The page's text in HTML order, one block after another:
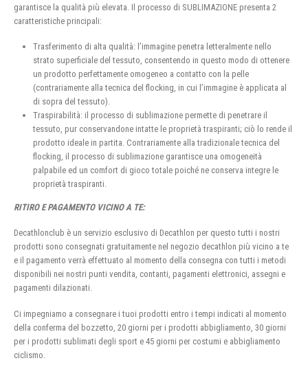
garantisce la qualità più elevata. Il processo di SUBLIMAZIONE presenta 2
caratteristiche principali:
Trasferimento di alta qualità: l’immagine penetra letteralmente nello
strato superficiale del tessuto, consentendo in questo modo di ottenere
un prodotto perfettamente omogeneo a contatto con la pelle
(contrariamente alla tecnica del flocking, in cui l’immagine è applicata al
di sopra del tessuto).
Traspirabilità: il processo di sublimazione permette di penetrare il
tessuto, pur conservandone intatte le proprietà traspiranti; ciò lo rende il
prodotto ideale in partita. Contrariamente alla tradizionale tecnica del
flocking, il processo di sublimazione garantisce una omogeneità
palpabile ed un comfort di gioco totale poiché ne conserva integre le
proprietà traspiranti.
RITIRO E PAGAMENTO VICINO A TE:
Decathlonclub è un servizio esclusivo di Decathlon per questo tutti i nostri
prodotti sono consegnati gratuitamente nel negozio decathlon più vicino a te
e il pagamento verrà effettuato al momento della consegna con tutti i metodi
disponibili nei nostri punti vendita, contanti, pagamenti elettronici, assegni e
pagamenti dilazionati.
Ci impegniamo a consegnare i tuoi prodotti entro i tempi indicati al momento
della conferma del bozzetto, 20 giorni per i prodotti abbigliamento, 30 giorni
per i prodotti sublimati degli sport e 45 giorni per costumi e abbigliamento
ciclismo.